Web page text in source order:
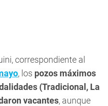
correspondiente al
, los pozos máximos
(Tradicional, La
vacantes, aunque